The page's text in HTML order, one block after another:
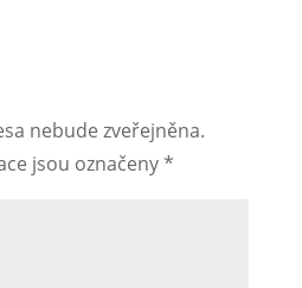
nebude zveřejněna.
jsou označeny*